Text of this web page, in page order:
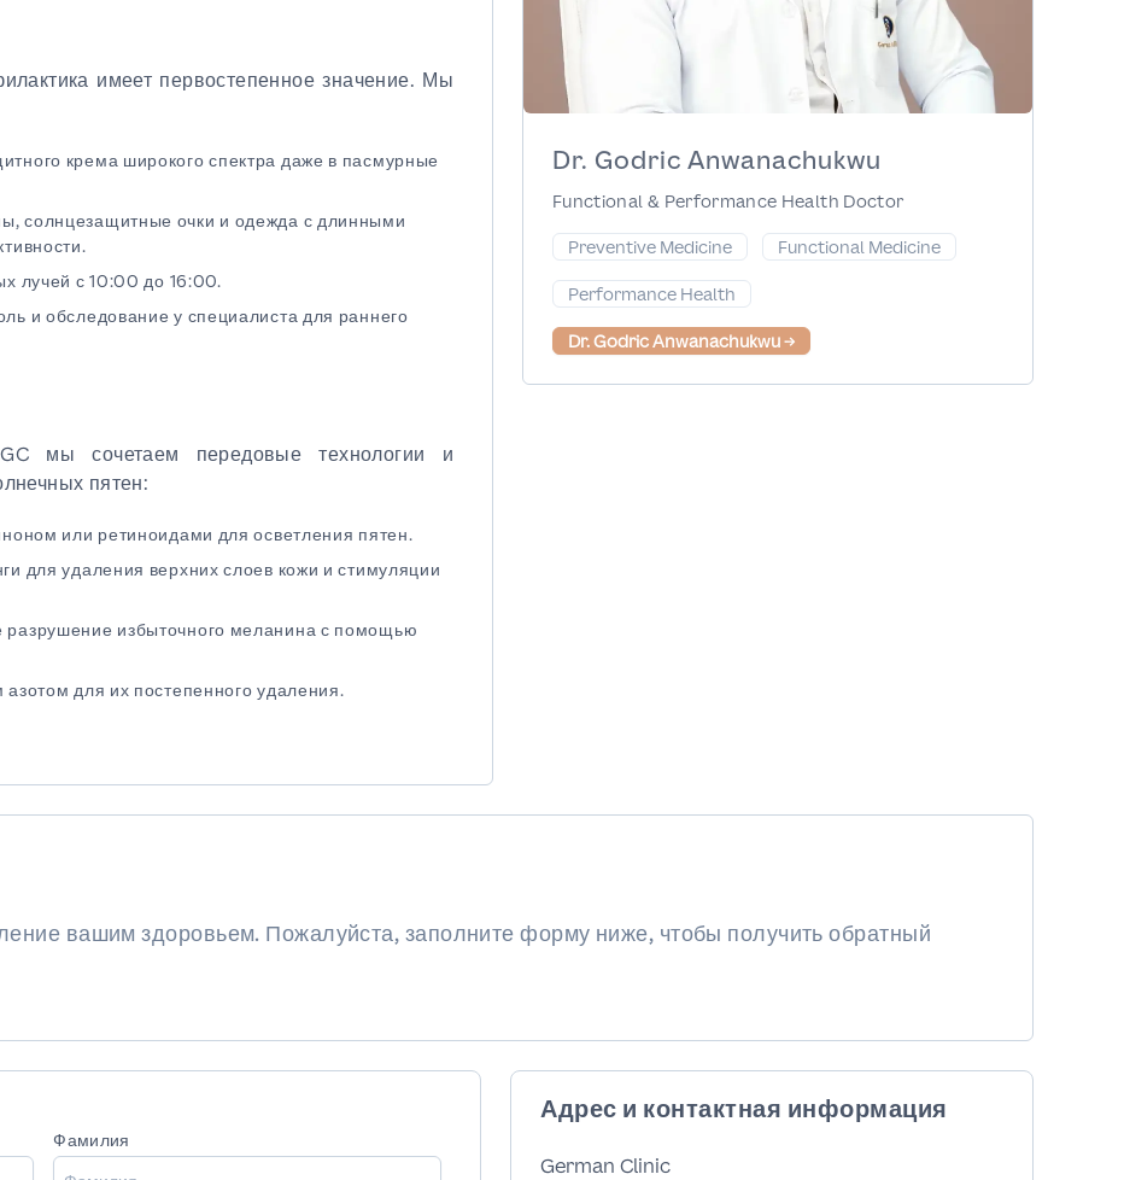
Dr. Godric Anwanachukwu
Functional & Performance Health Doctor
Preventive Medicine
Functional Medicine
Performance Health
Dr. Godric Anwanachukwu→
имеет первостепенное значение. Мы
крема широкого спектра даже в пасмурные
солнцезащитные очки и одежда с длинными
лучей с 10:00 до 16:00.
и обследование у специалиста для раннего
мы сочетаем передовые технологии и
пятен:
или ретиноидами для осветления пятен.
для удаления верхних слоев кожи и стимуляции
избыточного меланина с помощью
для их постепенного удаления.
вашим здоровьем. Пожалуйста, заполните форму ниже, чтобы получить обратный
Фамилия
Адрес и контактная информация
German Clinic